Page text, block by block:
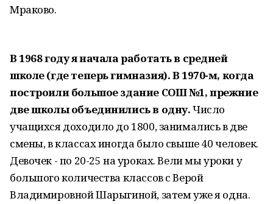
Мраково.
В 1968 году я начала работать в средней
школе (где теперь гимназия). В 1970-м, когда
построили большое здание СОШ №1, прежние
две школы объединились в одну.Число
учащихся доходило до 1800, занимались в две
смены, в классах иногда было свыше 40 человек.
Девочек - по 20-25 на уроках. Вели мы уроки у
большого количества классов с Верой
Владимировной Шарыгиной, затем уже я одна.